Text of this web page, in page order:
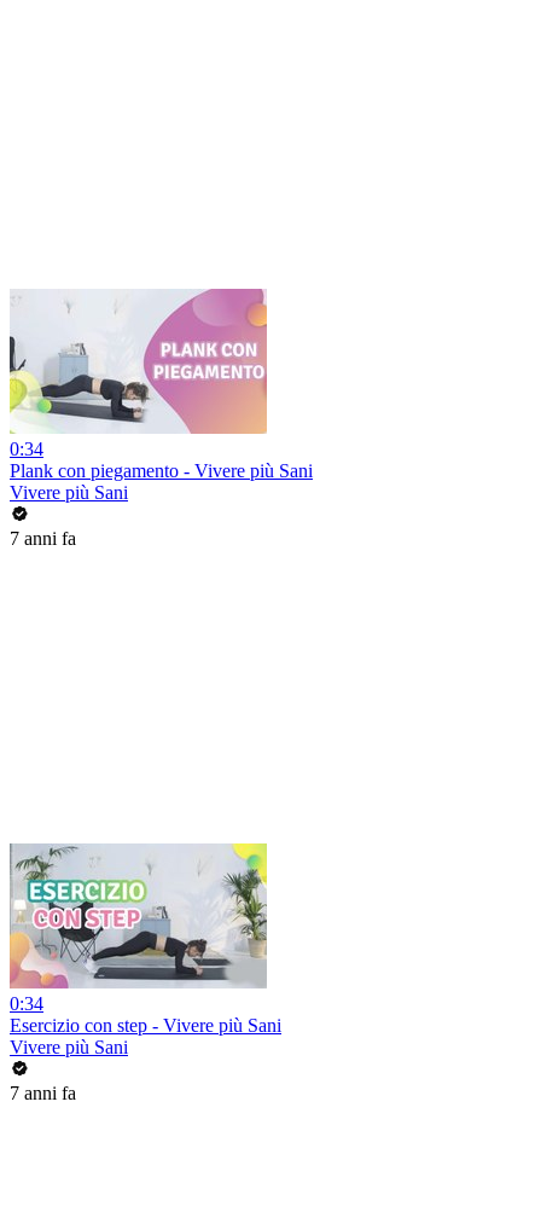
0:34
Plank con piegamento - Vivere più Sani
Vivere più Sani
7 anni fa
0:34
Esercizio con step - Vivere più Sani
Vivere più Sani
7 anni fa